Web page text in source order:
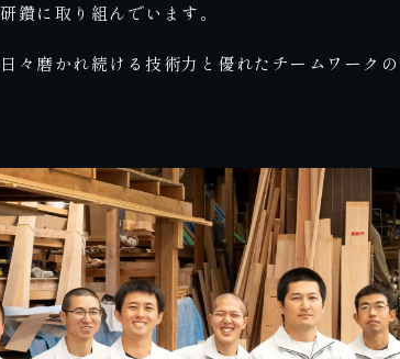
研鑽に取り組んでいます。
日々磨かれ続ける技術力と優れたチームワーク